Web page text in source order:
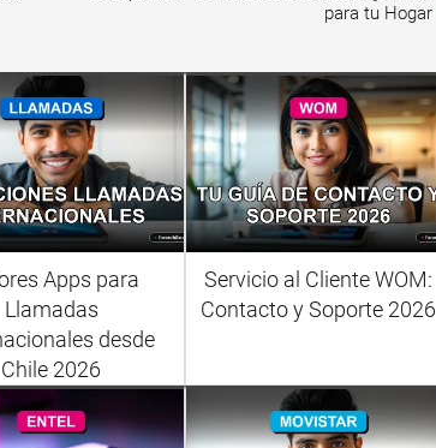
para tu Hogar
Apps para
Llamadas
desde
Chile 2026
Servicio al Cliente WOM:
Contacto y Soporte 2026